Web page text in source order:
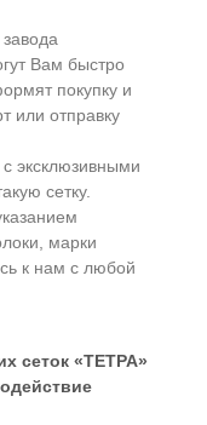
Вам быстро
покупку и
или отправку
эксклюзивными
сетку.
марки
к нам с любой
сеток «ТЕТРА»